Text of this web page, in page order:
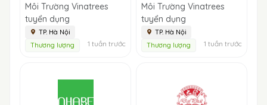
Môi Trường Vinatrees
tuyển dụng
TP. Hà Nội
Thương lượng
1 tuần trước
Môi Trường Vinatrees
tuyển dụng
TP. Hà Nội
Thương lượng
1 tuần trước